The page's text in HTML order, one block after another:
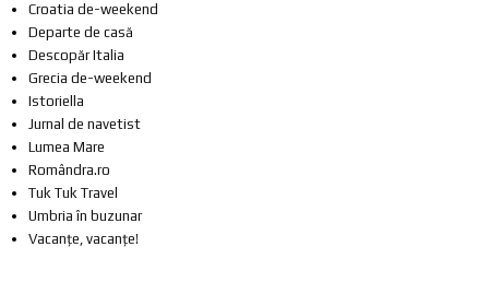
Croatia de-weekend
Departe de casă
Descopăr Italia
Grecia de-weekend
Istoriella
Jurnal de navetist
Lumea Mare
Romândra.ro
Tuk Tuk Travel
Umbria în buzunar
Vacanțe, vacanțe!